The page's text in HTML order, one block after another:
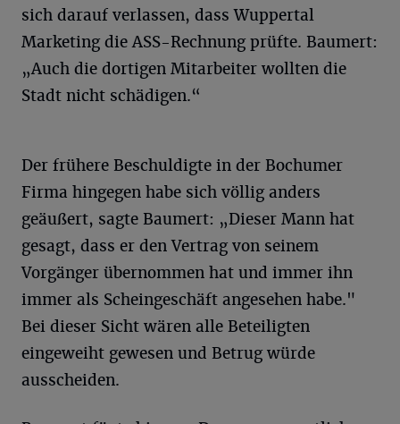
sich darauf verlassen, dass Wuppertal
Marketing die ASS-Rechnung prüfte. Baumert:
„Auch die dortigen Mitarbeiter wollten die
Stadt nicht schädigen.“
Der frühere Beschuldigte in der Bochumer
Firma hingegen habe sich völlig anders
geäußert, sagte Baumert: „Dieser Mann hat
gesagt, dass er den Vertrag von seinem
Vorgänger übernommen hat und immer ihn
immer als Scheingeschäft angesehen habe."
Bei dieser Sicht wären alle Beteiligten
eingeweiht gewesen und Betrug würde
ausscheiden.